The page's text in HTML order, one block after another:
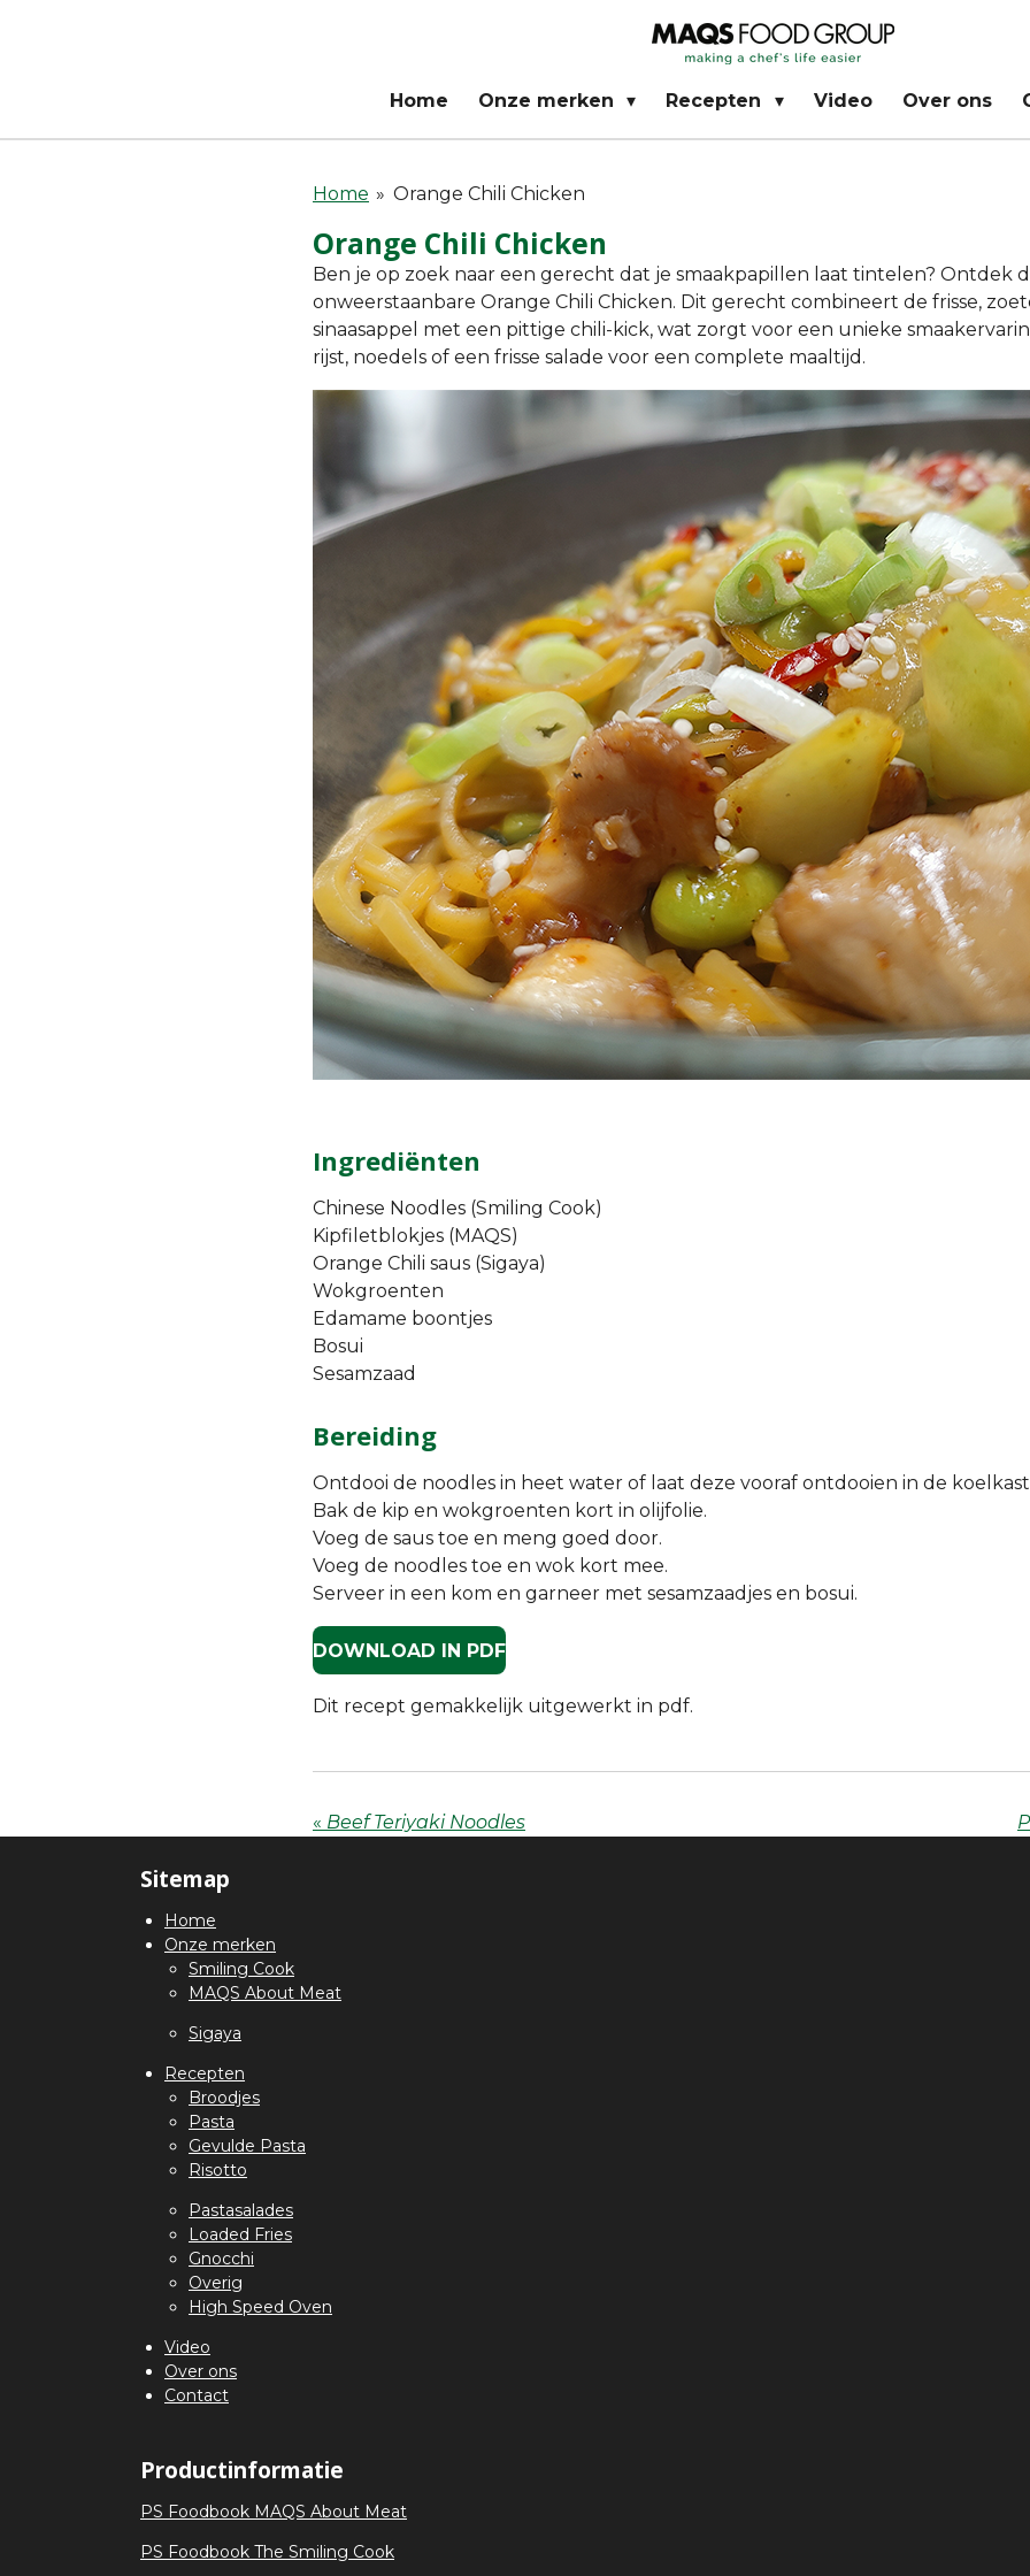
hoofdinhoud
Home Onze merken Recepten Video Over ons
Home » Orange Chili Chicken
Orange Chili Chicken
Ben je op zoek naar een gerecht dat je smaakpapillen laat tintelen? Ontdek
onweerstaanbare Orange Chili Chicken. Dit gerecht combineert de frisse,
sinaasappel met een pittige chili-kick, wat zorgt voor een unieke
rijst, noedels of een frisse salade voor een complete maaltijd.
Ingrediënten
Chinese Noodles (Smiling Cook)
Kipfiletblokjes (MAQS)
Orange Chili saus (Sigaya)
Wokgroenten
Edamame boontjes
Bosui
Sesamzaad
Bereiding
Ontdooi de noodles in heet water of laat deze vooraf ontdooien in de
Bak de kip en wokgroenten kort in olijfolie.
Voeg de saus toe en meng goed door.
Voeg de noodles toe en wok kort mee.
Serveer in een kom en garneer met sesamzaadjes en bosui.
DOWNLOAD IN PDF
Dit recept gemakkelijk uitgewerkt in pdf.
« Beef Teriyaki Noodles
Sitemap
Home
Onze merken
Smiling Cook
MAQS About Meat
Sigaya
Recepten
Broodjes
Pasta
Gevulde Pasta
Risotto
Pastasalades
Loaded Fries
Gnocchi
Overig
High Speed Oven
Video
Over ons
Contact
Productinformatie
PS Foodbook MAQS About Meat
PS Foodbook The Smiling Cook